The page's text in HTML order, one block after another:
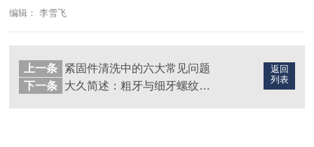
编辑： 李雪飞
返回
列表
上一条
紧固件清洗中的六大常见问题
下一条
大久简述：粗牙与细牙螺纹如何选择！